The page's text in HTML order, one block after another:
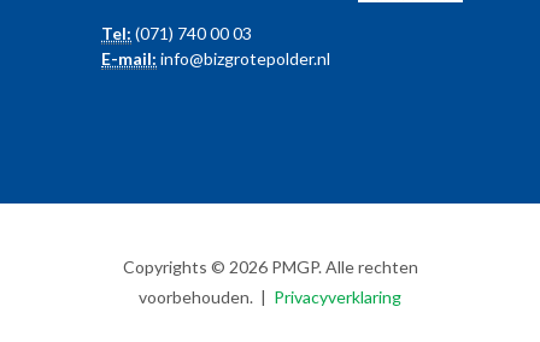
Tel: (071) 740 00 03
E-mail: info@bizgrotepolder.nl
Copyrights © 2026 PMGP. Alle rechten
voorbehouden. | Privacyverklaring